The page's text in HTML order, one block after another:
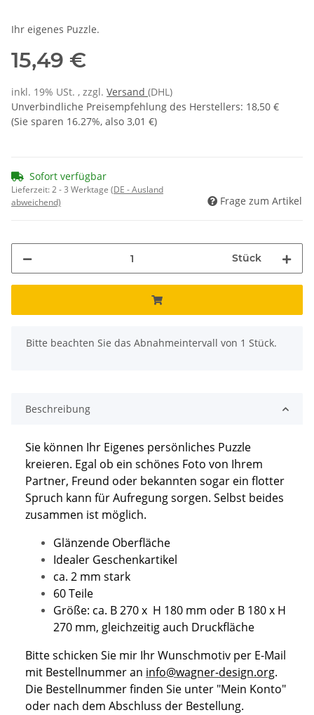
Ihr eigenes Puzzle.
15,49 €
inkl. 19% USt. , zzgl. Versand (DHL)
Unverbindliche Preisempfehlung des Herstellers: 18,50 €
(Sie sparen 16.27%, also 3,01 €)
Sofort verfügbar
Lieferzeit:2 - 3 Werktage (DE - Ausland
abweichend)
Frage zum Artikel
Stück
x
Bitte beachten Sie das Abnahmeintervall von 1 Stück.
Beschreibung
Sie können Ihr Eigenes persönliches Puzzle
kreieren. Egal ob ein schönes Foto von Ihrem
Partner, Freund oder bekannten sogar ein flotter
Spruch kann für Aufregung sorgen. Selbst beides
zusammen ist möglich.
Glänzende Oberfläche
Idealer Geschenkartikel
ca. 2 mm stark
60 Teile
Größe: ca. B 270 x H 180 mm oder B 180 x H
270 mm, gleichzeitig auch Druckfläche
Bitte schicken Sie mir Ihr Wunschmotiv per E-Mail
mit Bestellnummer an info@wagner-design.org.
Die Bestellnummer finden Sie unter "Mein Konto"
oder nach dem Abschluss der Bestellung.